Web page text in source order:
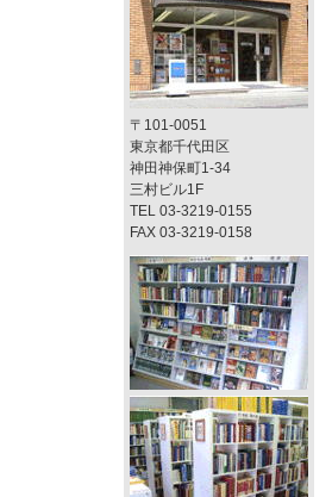
〒101-0051
東京都千代田区
神田神保町1-34
三村ビル1F
TEL 03-3219-0155
FAX 03-3219-0158